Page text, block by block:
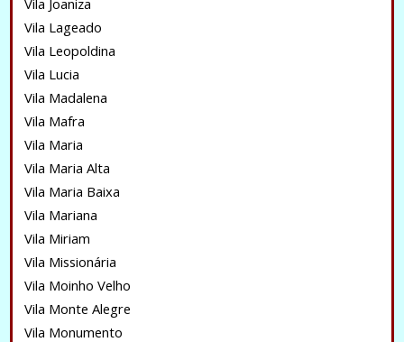
Vila Joaniza
Vila Lageado
Vila Leopoldina
Vila Lucia
Vila Madalena
Vila Mafra
Vila Maria
Vila Maria Alta
Vila Maria Baixa
Vila Mariana
Vila Miriam
Vila Missionária
Vila Moinho Velho
Vila Monte Alegre
Vila Monumento